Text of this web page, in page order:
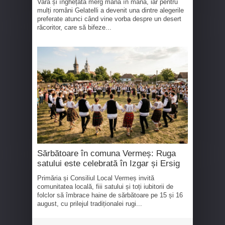
Vara și înghețata merg mână în mână, iar pentru
mulți români Gelatelli a devenit una dintre alegerile
preferate atunci când vine vorba despre un desert
răcoritor, care să bifeze...
Sărbătoare în comuna Vermeș: Ruga
satului este celebrată în Izgar și Ersig
Primăria și Consiliul Local Vermeș invită
comunitatea locală, fiii satului și toți iubitorii de
folclor să îmbrace haine de sărbătoare pe 15 și 16
august, cu prilejul tradiționalei rugi...